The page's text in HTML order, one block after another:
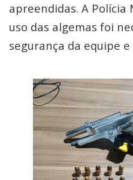
apreendidas. A
uso das algemas foi
segurança da equipe